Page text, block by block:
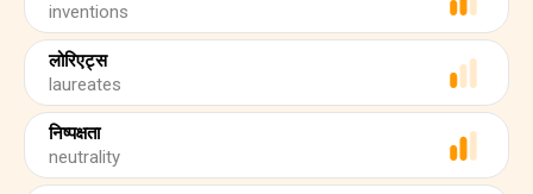
inventions
लोरिएट्स
laureates
निष्पक्षता
neutrality